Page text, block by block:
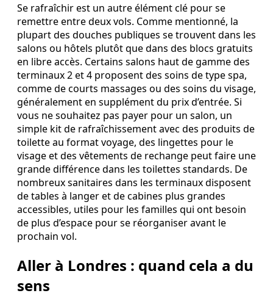
Se rafraîchir est un autre élément clé pour se
remettre entre deux vols. Comme mentionné, la
plupart des douches publiques se trouvent dans les
salons ou hôtels plutôt que dans des blocs gratuits
en libre accès. Certains salons haut de gamme des
terminaux 2 et 4 proposent des soins de type spa,
comme de courts massages ou des soins du visage,
généralement en supplément du prix d’entrée. Si
vous ne souhaitez pas payer pour un salon, un
simple kit de rafraîchissement avec des produits de
toilette au format voyage, des lingettes pour le
visage et des vêtements de rechange peut faire une
grande différence dans les toilettes standards. De
nombreux sanitaires dans les terminaux disposent
de tables à langer et de cabines plus grandes
accessibles, utiles pour les familles qui ont besoin
de plus d’espace pour se réorganiser avant le
prochain vol.
Aller à Londres : quand cela a du
sens